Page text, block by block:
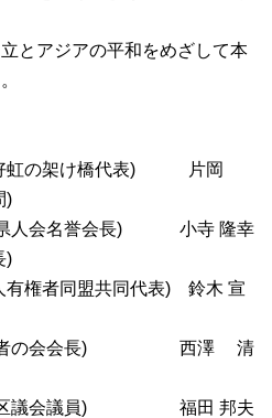
とアジアの平和をめざして本
虹の架け橋代表) 片岡
)
人会名誉会長) 小寺 隆幸
)
者同盟共同代表) 鈴木 宣
者の会会長) 西澤 清
区議会議員) 福田 邦夫